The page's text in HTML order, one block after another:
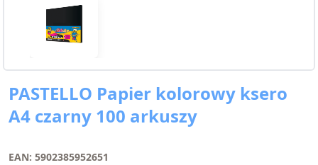
PASTELLO Papier kolorowy ksero
A4 czarny 100 arkuszy
EAN: 5902385952651